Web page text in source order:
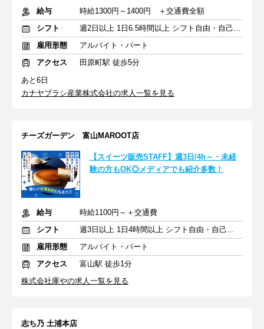
給与
時給1300円～1400円 ＋交通費全額
シフト
週2日以上 1日6.5時間以上 シフト自由・自己申告
雇用形態
アルバイト・パート
アクセス
田原町駅 徒歩5分
あと6日
カナヤブラシ産業株式会社の求人一覧を見る
チーズガーデン 富山MAROOT店
【スイーツ販売STAFF】週3日/4h～・未経
験の方もOK◎メディアでも紹介多数！
給与
時給1100円～＋交通費
シフト
週3日以上 1日4時間以上 シフト自由・自己申告
雇用形態
アルバイト・パート
アクセス
富山駅 徒歩1分
株式会社庫やの求人一覧を見る
志ち乃 土浦本店